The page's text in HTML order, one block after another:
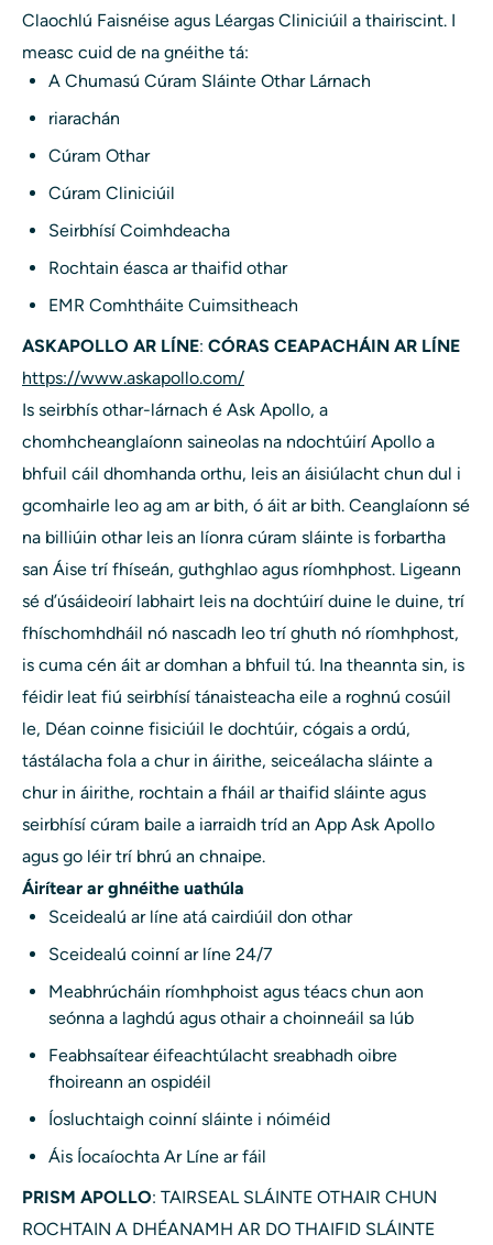
Claochlú Faisnéise agus Léargas Cliniciúil a thairiscint. I
measc cuid de na gnéithe tá:
A Chumasú Cúram Sláinte Othar Lárnach
riarachán
Cúram Othar
Cúram Cliniciúil
Seirbhísí Coimhdeacha
Rochtain éasca ar thaifid othar
EMR Comhtháite Cuimsitheach
ASKAPOLLO AR LÍNE: CÓRAS CEAPACHÁIN AR LÍNE
https://www.askapollo.com/
Is seirbhís othar-lárnach é Ask Apollo, a
chomhcheanglaíonn saineolas na ndochtúirí Apollo a
bhfuil cáil dhomhanda orthu, leis an áisiúlacht chun dul i
gcomhairle leo ag am ar bith, ó áit ar bith. Ceanglaíonn sé
na billiúin othar leis an líonra cúram sláinte is forbartha
san Áise trí fhíseán, guthghlao agus ríomhphost. Ligeann
sé d’úsáideoirí labhairt leis na dochtúirí duine le duine, trí
fhíschomhdháil nó nascadh leo trí ghuth nó ríomhphost,
is cuma cén áit ar domhan a bhfuil tú. Ina theannta sin, is
féidir leat fiú seirbhísí tánaisteacha eile a roghnú cosúil
le, Déan coinne fisiciúil le dochtúir, cógais a ordú,
tástálacha fola a chur in áirithe, seiceálacha sláinte a
chur in áirithe, rochtain a fháil ar thaifid sláinte agus
seirbhísí cúram baile a iarraidh tríd an App Ask Apollo
agus go léir trí bhrú an chnaipe.
Áirítear ar ghnéithe uathúla
Sceidealú ar líne atá cairdiúil don othar
Sceidealú coinní ar líne 24/7
Meabhrúcháin ríomhphoist agus téacs chun aon
seónna a laghdú agus othair a choinneáil sa lúb
Feabhsaítear éifeachtúlacht sreabhadh oibre
fhoireann an ospidéil
Íosluchtaigh coinní sláinte i nóiméid
Áis Íocaíochta Ar Líne ar fáil
PRISM APOLLO: TAIRSEAL SLÁINTE OTHAIR CHUN
ROCHTAIN A DHÉANAMH AR DO THAIFID SLÁINTE